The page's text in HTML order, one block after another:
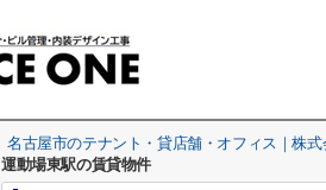
名古屋市のテナント・貸店舗・オフィス｜株式
運動場東駅の賃貸物件